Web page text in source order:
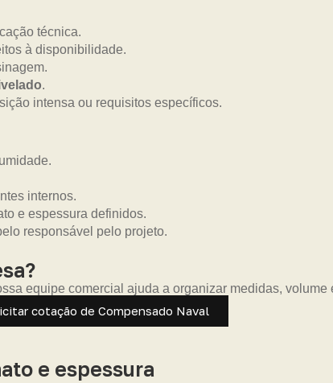
técnica.
à disponibilidade.
.
intensa ou requisitos específicos.
internos.
e espessura definidos.
responsável pelo projeto.
equipe comercial ajuda a organizar medidas,
cotação de Compensado Naval
e espessura